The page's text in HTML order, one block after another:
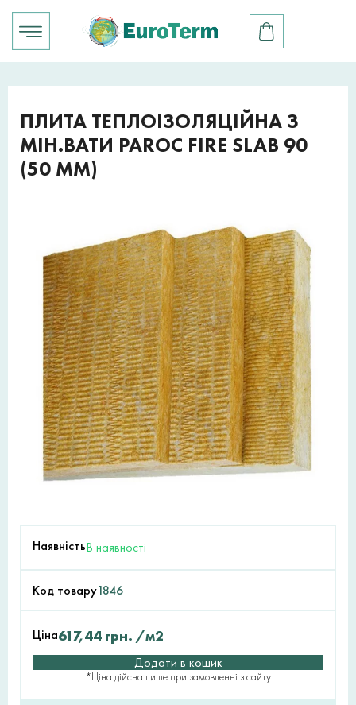
ПЛИТА ТЕПЛОІЗОЛЯЦІЙНА З
МІН.ВАТИ PAROC FIRE SLAB 90
(50 ММ)
НаявністьВ наявності
Код товару1846
Ціна617,44 грн. /м2
Додати в кошик
*Ціна дійсна лише при замовленні з сайту